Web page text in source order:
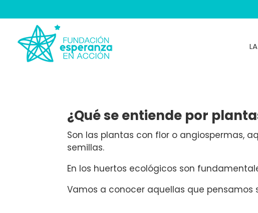
¿Qué se entiende por
Son las plantas con flor o angiospermas,
semillas.
En los huertos ecológicos son
Vamos a conocer aquellas que pensamos